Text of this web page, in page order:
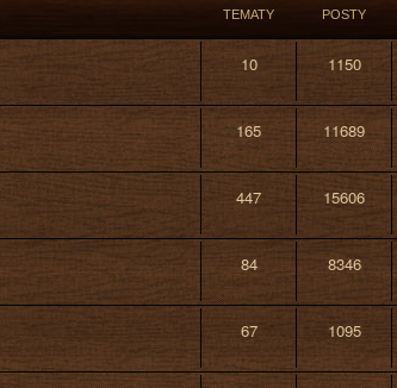
TEMATY POSTY
10 1150
165 11689
447 15606
84 8346
67 1095